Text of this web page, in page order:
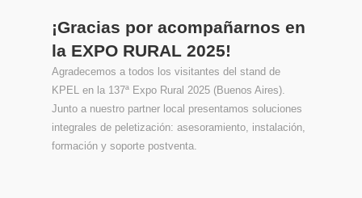
¡Gracias por acompañarnos en
la EXPO RURAL 2025!
Agradecemos a todos los visitantes del stand de
KPEL en la 137ª Expo Rural 2025 (Buenos Aires).
Junto a nuestro partner local presentamos soluciones
integrales de peletización: asesoramiento, instalación,
formación y soporte postventa.